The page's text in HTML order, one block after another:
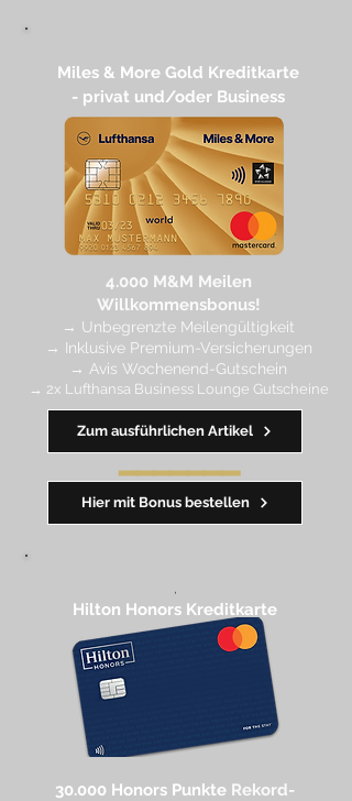
Miles & More Gold Kreditkarte​
- privat und/oder Business
4.000 M&M Meilen
Willkommensbonus!
→ Unbegrenzte Meilengültigkeit
→ Inklusive Premium-Versicherungen
→ Avis Wochenend-Gutschein
→ 2x Lufthansa Business Lounge Gutscheine
━━━━━━━
Hier mit Bonus bestellen
Zum ausführlichen Artikel
,
Hilton Honors Kreditkarte​
30.000 Honors Punkte Rekord-